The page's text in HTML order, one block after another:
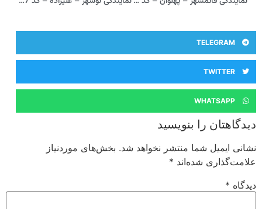
TELEGRAM
TWITTER
WHATSAPP
دیدگاهتان را بنویسید
نشانی ایمیل شما منتشر نخواهد شد. بخش‌های موردنیاز
علامت‌گذاری شده‌اند*
دیدگاه*